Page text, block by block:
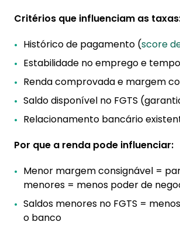
Critérios que influenciam as
Histórico de pagamento (score
Estabilidade no emprego e
Renda comprovada e margem
Saldo disponível no FGTS
Relacionamento bancário
Por que a renda pode influenciar:
Menor margem consignável =
menores = menos poder de
Saldos menores no FGTS =
o banco